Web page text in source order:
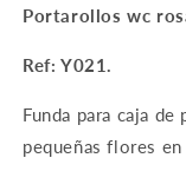
Portarollos wc
Ref: Y021.
Funda para caja
pequeñas flores